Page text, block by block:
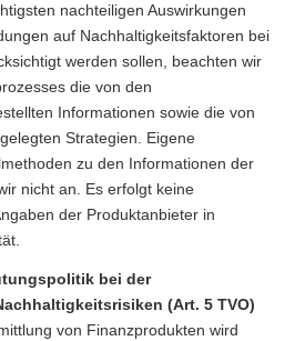
nachteiligen Auswirkungen
auf Nachhaltigkeitsfaktoren bei
werden sollen, beachten wir
die von den
Informationen sowie die von
Strategien. Eigene
zu den Informationen der
nicht an. Es erfolgt keine
der Produktanbieter in
bei der
(Art. 5 TVO)
von Finanzprodukten wird